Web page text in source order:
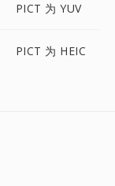
PICT 为 YUV
PICT 为 HEIC